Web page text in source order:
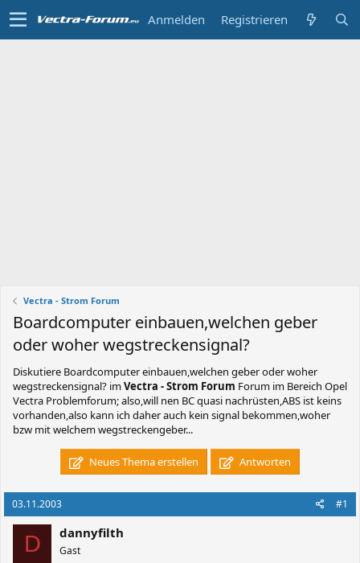
Anmelden Registrieren
Vectra - Strom Forum
Boardcomputer einbauen,welchen geber
oder woher wegstreckensignal?
Diskutiere Boardcomputer einbauen,welchen geber oder woher
wegstreckensignal? imVectra - Strom Forum Forum im Bereich Opel
Vectra Problemforum; also,will nen BC quasi nachrüsten,ABS ist keins
vorhanden,also kann ich daher auch kein signal bekommen,woher
bzw mit welchem wegstreckengeber...
Neues Thema erstellen Antworten
03.11.2003 #1
D dannyfilth
Gast